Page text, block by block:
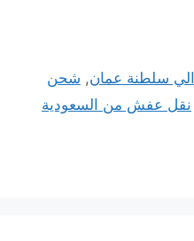
عمان,شحن
من السعودية